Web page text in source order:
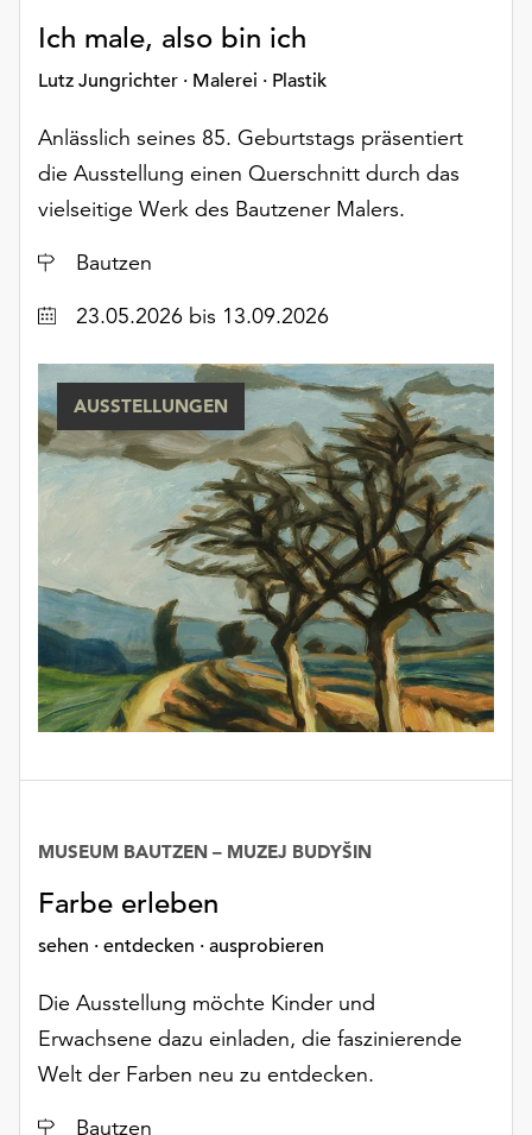
Ich male, also bin ich
Lutz Jungrichter · Malerei · Plastik
Anlässlich seines 85. Geburtstags präsentiert
die Ausstellung einen Querschnitt durch das
vielseitige Werk des Bautzener Malers.
Ort
Bautzen
Datum23.05.2026 bis 13.09.2026
AUSSTELLUNGEN
Farbe erleben
sehen · entdecken · ausprobieren
MUSEUM BAUTZEN – MUZEJ BUDYŠIN
Die Ausstellung möchte Kinder und
Erwachsene dazu einladen, die faszinierende
Welt der Farben neu zu entdecken.
Ort
Bautzen